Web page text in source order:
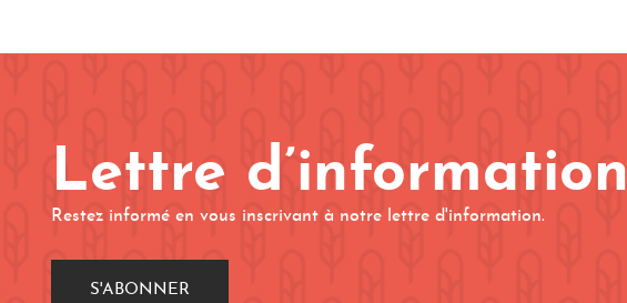
Lettre d’information
Restez informé en vous inscrivant à notre lettre d'information.
S'ABONNER